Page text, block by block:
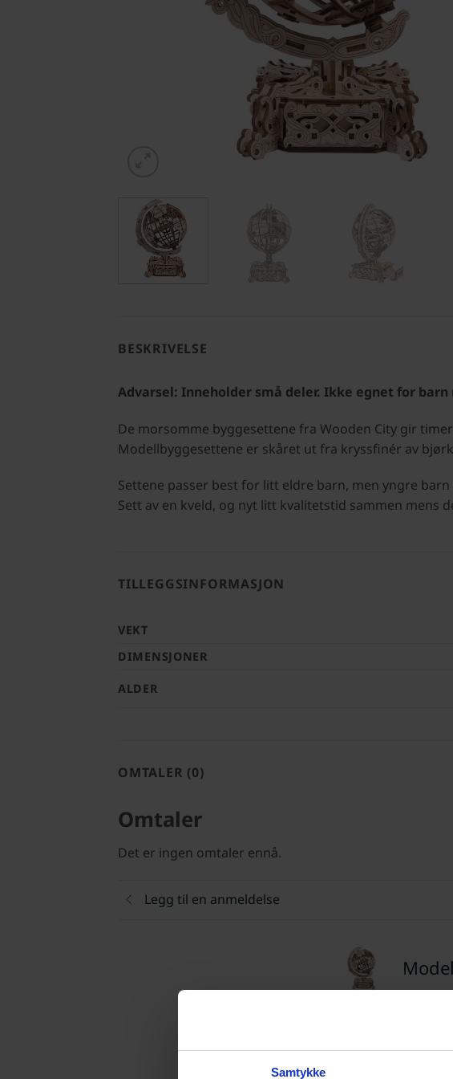
Samtykke
BESKRIVELSE
Advarsel: Inneholder små deler. Ikke egnet for barn
De morsomme byggesettene fra Wooden City gir
Modellbyggesettene er skåret ut fra kryssfinér av
Settene passer best for litt eldre barn, men yngre
Sett av en kveld, og nyt litt kvalitetstid sammen mens
TILLEGGSINFORMASJON
VEKT
DIMENSJONER
ALDER
OMTALER (0)
Omtaler
Det er ingen omtaler ennå.
Legg til en anmeldelse